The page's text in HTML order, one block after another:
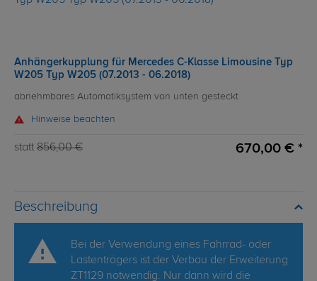
Anhängerkupplung für Mercedes C-Klasse Limousine Typ
W205 Typ W205 (07.2013 - 06.2018)
abnehmbares Automatiksystem von unten gesteckt
Hinweise beachten
statt 856,00 € 670,00 € *
Beschreibung
Bei der Verwendung eines Fahrrad- oder
Lastenträgers ist der Verbau der Erweiterung
ZT1129 notwendig. Nur dann wird die